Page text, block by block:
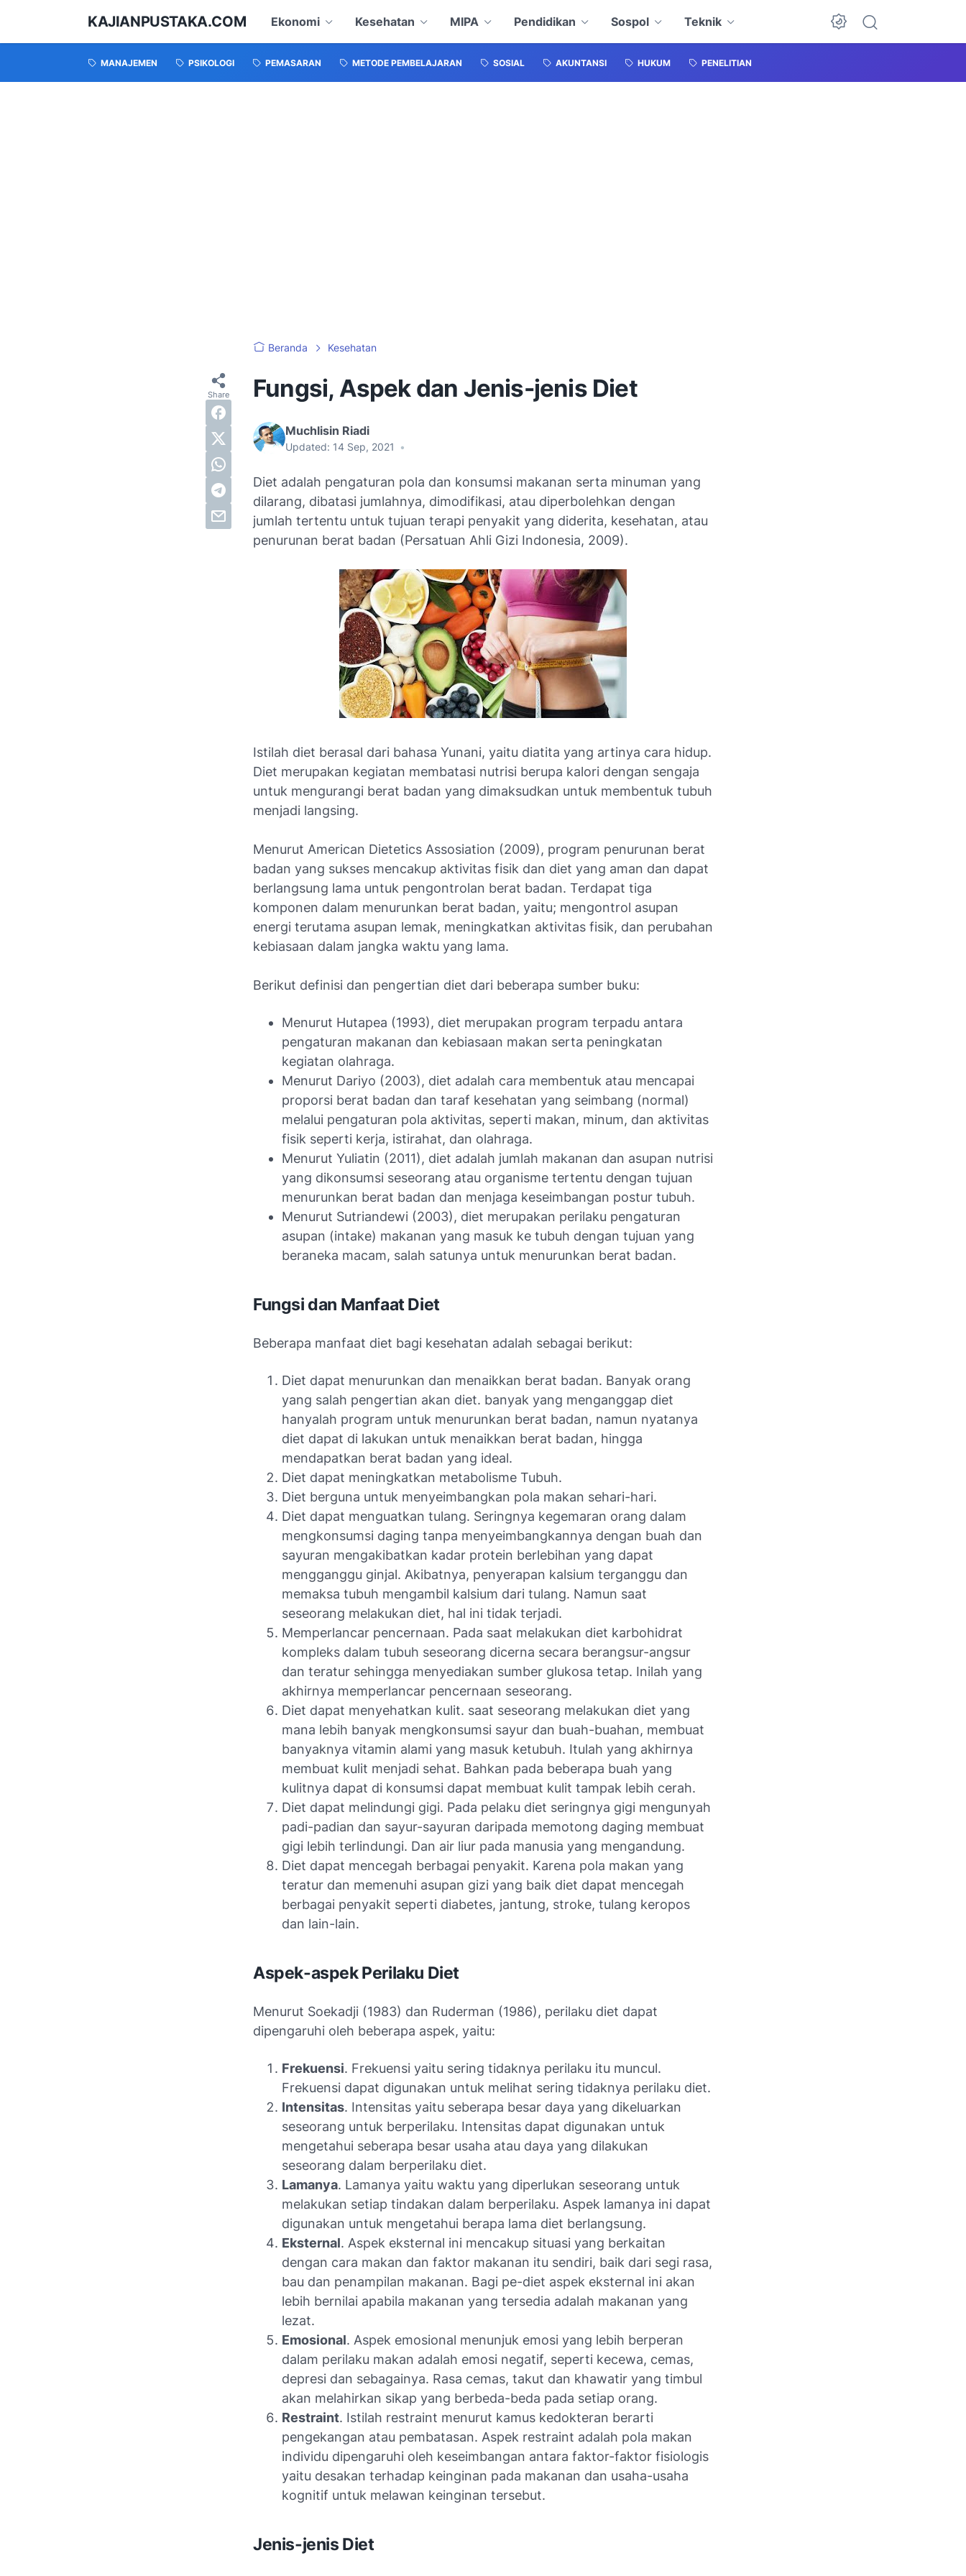
KAJIANPUSTAKA.COM Ekonomi Kesehatan MIPA Pendidikan Sospol Teknik
MANAJEMEN PSIKOLOGI PEMASARAN METODE PEMBELAJARAN SOSIAL AKUNTANSI HUKUM PENELITIAN
Beranda Kesehatan
Fungsi, Aspek dan Jenis-jenis Diet
Muchlisin Riadi
Updated: 14 Sep, 2021 •
Diet adalah pengaturan pola dan konsumsi makanan serta minuman yang
dilarang, dibatasi jumlahnya, dimodifikasi, atau diperbolehkan dengan
jumlah tertentu untuk tujuan terapi penyakit yang diderita, kesehatan, atau
penurunan berat badan (Persatuan Ahli Gizi Indonesia, 2009).
Istilah diet berasal dari bahasa Yunani, yaitu diatita yang artinya cara hidup.
Diet merupakan kegiatan membatasi nutrisi berupa kalori dengan sengaja
untuk mengurangi berat badan yang dimaksudkan untuk membentuk tubuh
menjadi langsing.
Menurut American Dietetics Assosiation (2009), program penurunan berat
badan yang sukses mencakup aktivitas fisik dan diet yang aman dan dapat
berlangsung lama untuk pengontrolan berat badan. Terdapat tiga
komponen dalam menurunkan berat badan, yaitu; mengontrol asupan
energi terutama asupan lemak, meningkatkan aktivitas fisik, dan perubahan
kebiasaan dalam jangka waktu yang lama.
Berikut definisi dan pengertian diet dari beberapa sumber buku:
Menurut Hutapea (1993), diet merupakan program terpadu antara
pengaturan makanan dan kebiasaan makan serta peningkatan
kegiatan olahraga.
Menurut Dariyo (2003), diet adalah cara membentuk atau mencapai
proporsi berat badan dan taraf kesehatan yang seimbang (normal)
melalui pengaturan pola aktivitas, seperti makan, minum, dan aktivitas
fisik seperti kerja, istirahat, dan olahraga.
Menurut Yuliatin (2011), diet adalah jumlah makanan dan asupan nutrisi
yang dikonsumsi seseorang atau organisme tertentu dengan tujuan
menurunkan berat badan dan menjaga keseimbangan postur tubuh.
Menurut Sutriandewi (2003), diet merupakan perilaku pengaturan
asupan (intake) makanan yang masuk ke tubuh dengan tujuan yang
beraneka macam, salah satunya untuk menurunkan berat badan.
Fungsi dan Manfaat Diet
Beberapa manfaat diet bagi kesehatan adalah sebagai berikut:
Diet dapat menurunkan dan menaikkan berat badan. Banyak orang
yang salah pengertian akan diet. banyak yang menganggap diet
hanyalah program untuk menurunkan berat badan, namun nyatanya
diet dapat di lakukan untuk menaikkan berat badan, hingga
mendapatkan berat badan yang ideal.
Diet dapat meningkatkan metabolisme Tubuh.
Diet berguna untuk menyeimbangkan pola makan sehari-hari.
Diet dapat menguatkan tulang. Seringnya kegemaran orang dalam
mengkonsumsi daging tanpa menyeimbangkannya dengan buah dan
sayuran mengakibatkan kadar protein berlebihan yang dapat
mengganggu ginjal. Akibatnya, penyerapan kalsium terganggu dan
memaksa tubuh mengambil kalsium dari tulang. Namun saat
seseorang melakukan diet, hal ini tidak terjadi.
Memperlancar pencernaan. Pada saat melakukan diet karbohidrat
kompleks dalam tubuh seseorang dicerna secara berangsur-angsur
dan teratur sehingga menyediakan sumber glukosa tetap. Inilah yang
akhirnya memperlancar pencernaan seseorang.
Diet dapat menyehatkan kulit. saat seseorang melakukan diet yang
mana lebih banyak mengkonsumsi sayur dan buah-buahan, membuat
banyaknya vitamin alami yang masuk ketubuh. Itulah yang akhirnya
membuat kulit menjadi sehat. Bahkan pada beberapa buah yang
kulitnya dapat di konsumsi dapat membuat kulit tampak lebih cerah.
Diet dapat melindungi gigi. Pada pelaku diet seringnya gigi mengunyah
padi-padian dan sayur-sayuran daripada memotong daging membuat
gigi lebih terlindungi. Dan air liur pada manusia yang mengandung.
Diet dapat mencegah berbagai penyakit. Karena pola makan yang
teratur dan memenuhi asupan gizi yang baik diet dapat mencegah
berbagai penyakit seperti diabetes, jantung, stroke, tulang keropos
dan lain-lain.
Aspek-aspek Perilaku Diet
Menurut Soekadji (1983) dan Ruderman (1986), perilaku diet dapat
dipengaruhi oleh beberapa aspek, yaitu:
Frekuensi. Frekuensi yaitu sering tidaknya perilaku itu muncul.
Frekuensi dapat digunakan untuk melihat sering tidaknya perilaku diet.
Intensitas. Intensitas yaitu seberapa besar daya yang dikeluarkan
seseorang untuk berperilaku. Intensitas dapat digunakan untuk
mengetahui seberapa besar usaha atau daya yang dilakukan
seseorang dalam berperilaku diet.
Lamanya. Lamanya yaitu waktu yang diperlukan seseorang untuk
melakukan setiap tindakan dalam berperilaku. Aspek lamanya ini dapat
digunakan untuk mengetahui berapa lama diet berlangsung.
Eksternal. Aspek eksternal ini mencakup situasi yang berkaitan
dengan cara makan dan faktor makanan itu sendiri, baik dari segi rasa,
bau dan penampilan makanan. Bagi pe-diet aspek eksternal ini akan
lebih bernilai apabila makanan yang tersedia adalah makanan yang
lezat.
Emosional. Aspek emosional menunjuk emosi yang lebih berperan
dalam perilaku makan adalah emosi negatif, seperti kecewa, cemas,
depresi dan sebagainya. Rasa cemas, takut dan khawatir yang timbul
akan melahirkan sikap yang berbeda-beda pada setiap orang.
Restraint. Istilah restraint menurut kamus kedokteran berarti
pengekangan atau pembatasan. Aspek restraint adalah pola makan
individu dipengaruhi oleh keseimbangan antara faktor-faktor fisiologis
yaitu desakan terhadap keinginan pada makanan dan usaha-usaha
kognitif untuk melawan keinginan tersebut.
Jenis-jenis Diet